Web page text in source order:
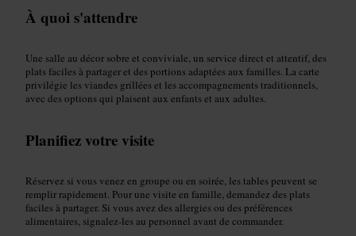
À quoi s'attendre
Une salle au décor sobre et conviviale, un service direct et attentif, des
plats faciles à partager et des portions adaptées aux familles. La carte
privilégie les viandes grillées et les accompagnements traditionnels,
avec des options qui plaisent aux enfants et aux adultes.
Planifiez votre visite
Réservez si vous venez en groupe ou en soirée, les tables peuvent se
remplir rapidement. Pour une visite en famille, demandez des plats
faciles à partager. Si vous avez des allergies ou des préférences
alimentaires, signalez-les au personnel avant de commander.